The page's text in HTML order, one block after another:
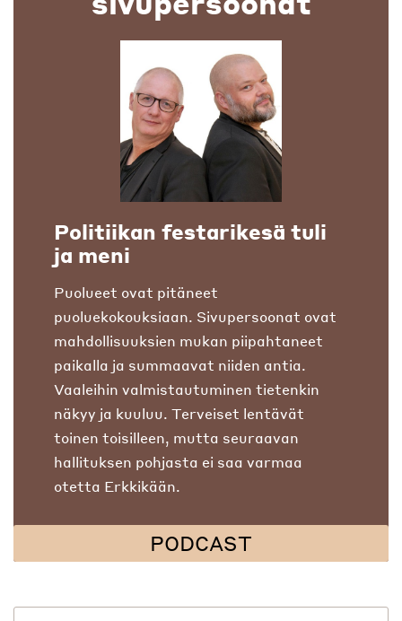
Politiikan festarikesä tuli
ja meni
Puolueet ovat pitäneet
puoluekokouksiaan. Sivupersoonat ovat
mahdollisuuksien mukan piipahtaneet
paikalla ja summaavat niiden antia.
Vaaleihin valmistautuminen tietenkin
näkyy ja kuuluu. Terveiset lentävät
toinen toisilleen, mutta seuraavan
hallituksen pohjasta ei saa varmaa
otetta Erkkikään.
PODCAST